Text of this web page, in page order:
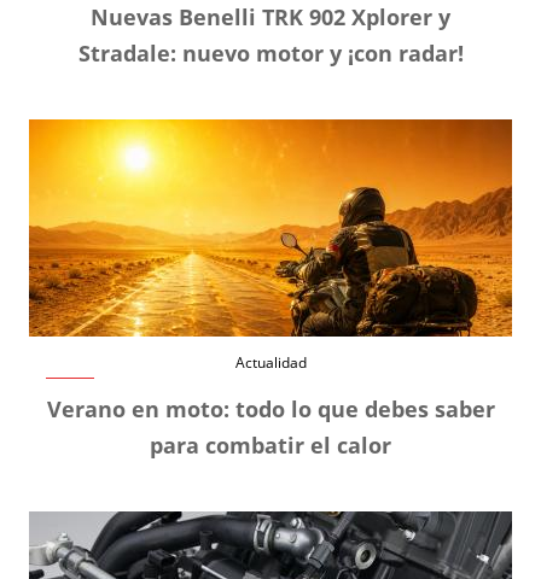
Nuevas Benelli TRK 902 Xplorer y
Stradale: nuevo motor y ¡con radar!
Actualidad
Verano en moto: todo lo que debes saber
para combatir el calor